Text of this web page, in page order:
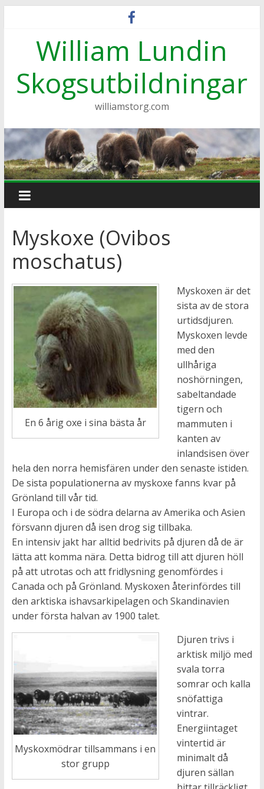
innehållWilliam Lundin
Skogsutbildningar
williamstorg.com
Myskoxe (Ovibos
moschatus)
En 6 årig oxe i sina bästa år
Myskoxen är det
sista av de stora
urtidsdjuren.
Myskoxen levde
med den
ullhåriga
noshörningen,
sabeltandade
tigern och
mammuten i
kanten av
inlandsisen över
hela den norra hemisfären under den senaste istiden.
De sista populationerna av myskoxe fanns kvar på
Grönland till vår tid.
I Europa och i de södra delarna av Amerika och Asien
försvann djuren då isen drog sig tillbaka.
En intensiv jakt har alltid bedrivits på djuren då de är
lätta att komma nära. Detta bidrog till att djuren höll
på att utrotas och att fridlysning genomfördes i
Canada och på Grönland. Myskoxen återinfördes till
den arktiska ishavsarkipelagen och Skandinavien
under första halvan av 1900 talet.
Myskoxmödrar tillsammans i en
stor grupp
Djuren trivs i
arktisk miljö med
svala torra
somrar och kalla
snöfattiga
vintrar.
Energiintaget
vintertid är
minimalt då
djuren sällan